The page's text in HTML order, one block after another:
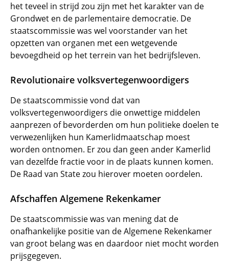
het teveel in strijd zou zijn met het karakter van de
Grondwet en de parlementaire democratie. De
staatscommissie was wel voorstander van het
opzetten van organen met een wetgevende
bevoegdheid op het terrein van het bedrijfsleven.
Revolutionaire volksvertegenwoordigers
De staatscommissie vond dat van
volksvertegenwoordigers die onwettige middelen
aanprezen of bevorderden om hun politieke doelen te
verwezenlijken hun Kamerlidmaatschap moest
worden ontnomen. Er zou dan geen ander Kamerlid
van dezelfde fractie voor in de plaats kunnen komen.
De Raad van State zou hierover moeten oordelen.
Afschaffen Algemene Rekenkamer
De staatscommissie was van mening dat de
onafhankelijke positie van de Algemene Rekenkamer
van groot belang was en daardoor niet mocht worden
prijsgegeven.